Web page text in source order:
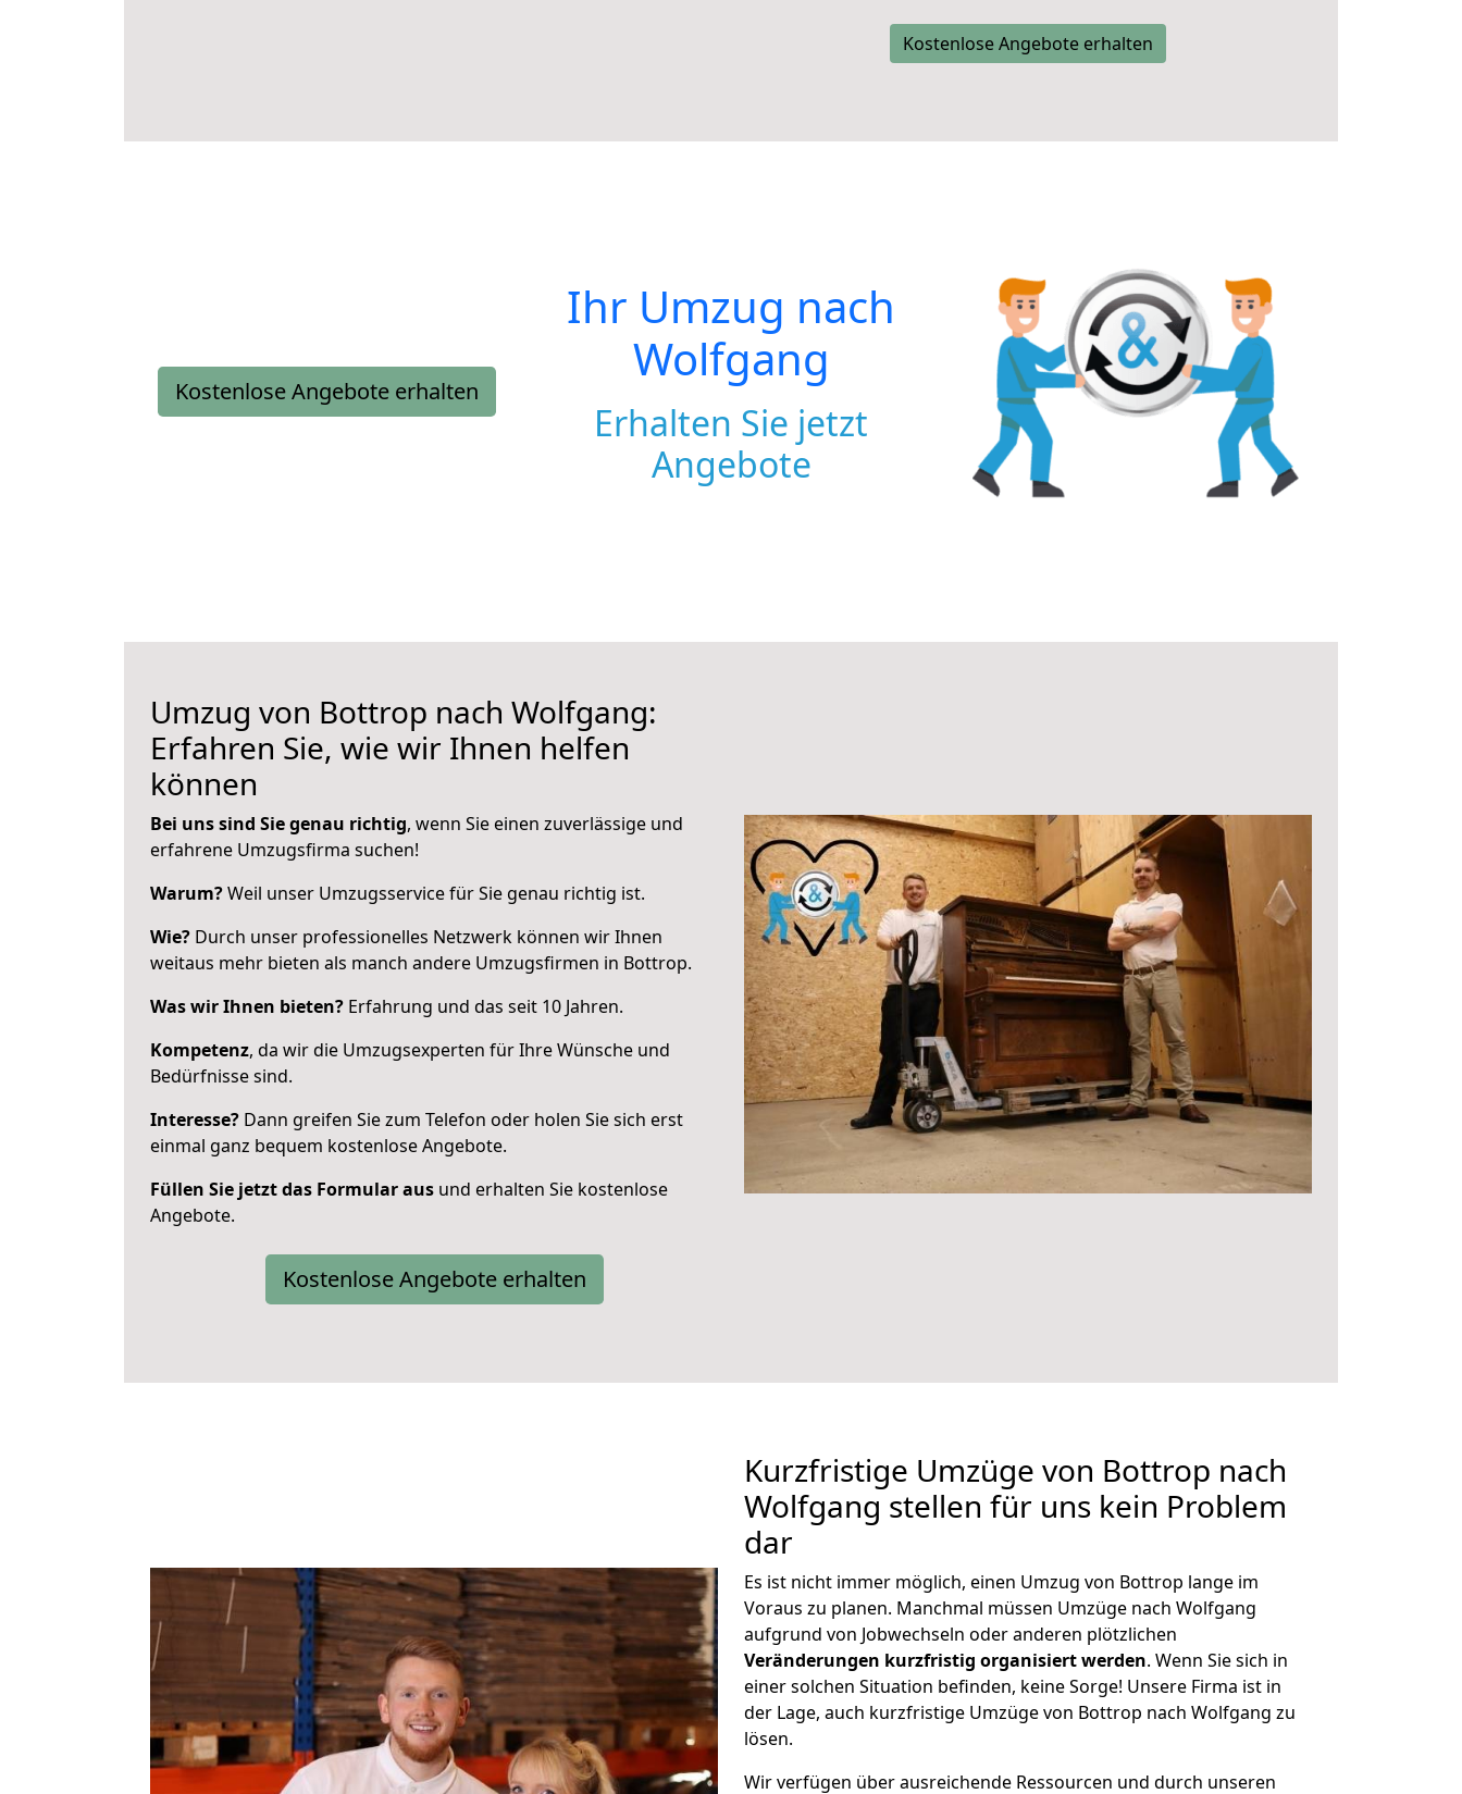
Kostenlose Angebote erhalten
Kostenlose Angebote erhalten
Ihr Umzug nach
Wolfgang
Erhalten Sie jetzt
Angebote
Umzug von Bottrop nach Wolfgang:
Erfahren Sie, wie wir Ihnen helfen
können
Bei uns sind Sie genau richtig, wenn Sie einen zuverlässige und
erfahrene Umzugsfirma suchen!
Warum?Weil unser Umzugsservice für Sie genau richtig ist.
Wie? Durch unser professionelles Netzwerk können wir Ihnen
weitaus mehr bieten als manch andere Umzugsfirmen in Bottrop.
Was wir Ihnen bieten? Erfahrung und das seit 10 Jahren.
Kompetenz, da wir die Umzugsexperten für Ihre Wünsche und
Bedürfnisse sind.
Interesse? Dann greifen Sie zum Telefon oder holen Sie sich erst
einmal ganz bequem kostenlose Angebote.
Füllen Sie jetzt das Formular aus und erhalten Sie kostenlose
Angebote.
Kostenlose Angebote erhalten
Kurzfristige Umzüge von Bottrop nach
Wolfgang stellen für uns kein Problem
dar
Es ist nicht immer möglich, einen Umzug von Bottrop lange im
Voraus zu planen. Manchmal müssen Umzüge nach Wolfgang
aufgrund von Jobwechseln oder anderen plötzlichen
Veränderungen kurzfristig organisiert werden. Wenn Sie sich in
einer solchen Situation befinden, keine Sorge! Unsere Firma ist in
der Lage, auch kurzfristige Umzüge von Bottrop nach Wolfgang zu
lösen.
Wir verfügen über ausreichende Ressourcen und durch unseren